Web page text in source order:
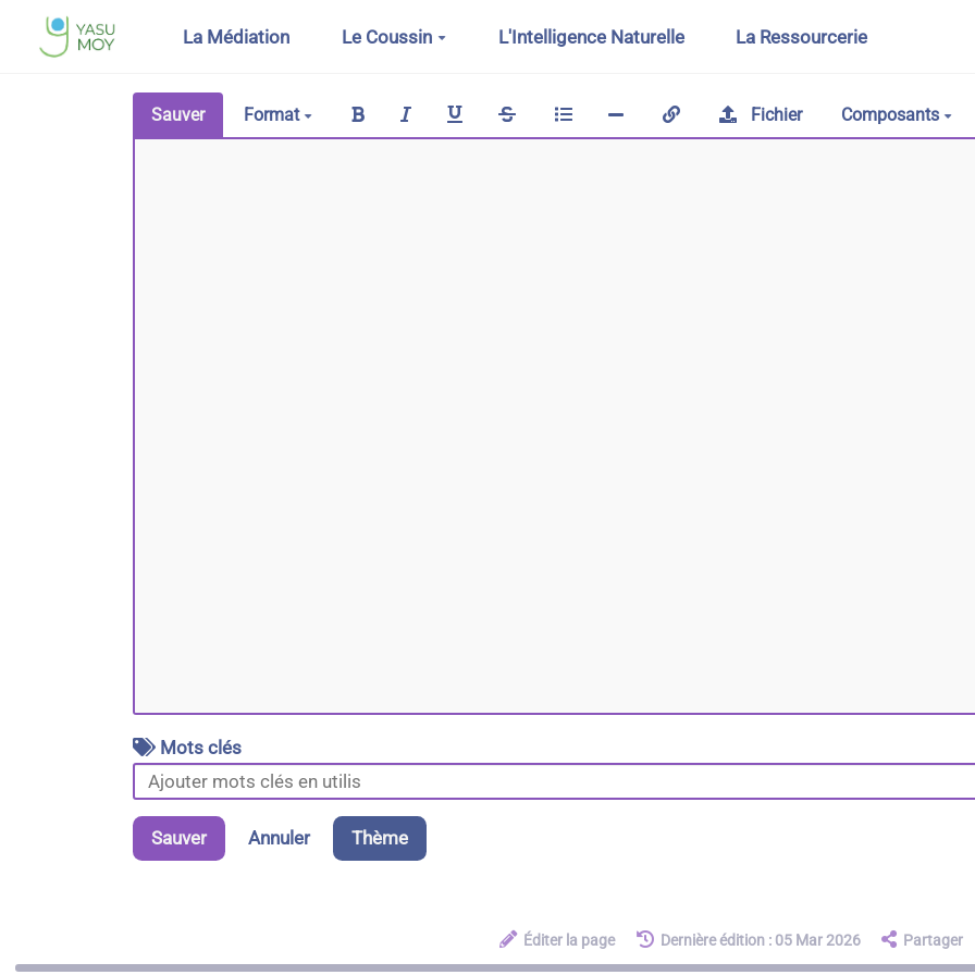
Aller au contenu principalLa Médiation Le Coussin L'Intelligence Naturelle La Ressourcerie
Sauver Format Fichier Composants
Mots clés
Sauver Annuler Thème
Éditer la page Dernière édition : 05 Mar 2026 Partager